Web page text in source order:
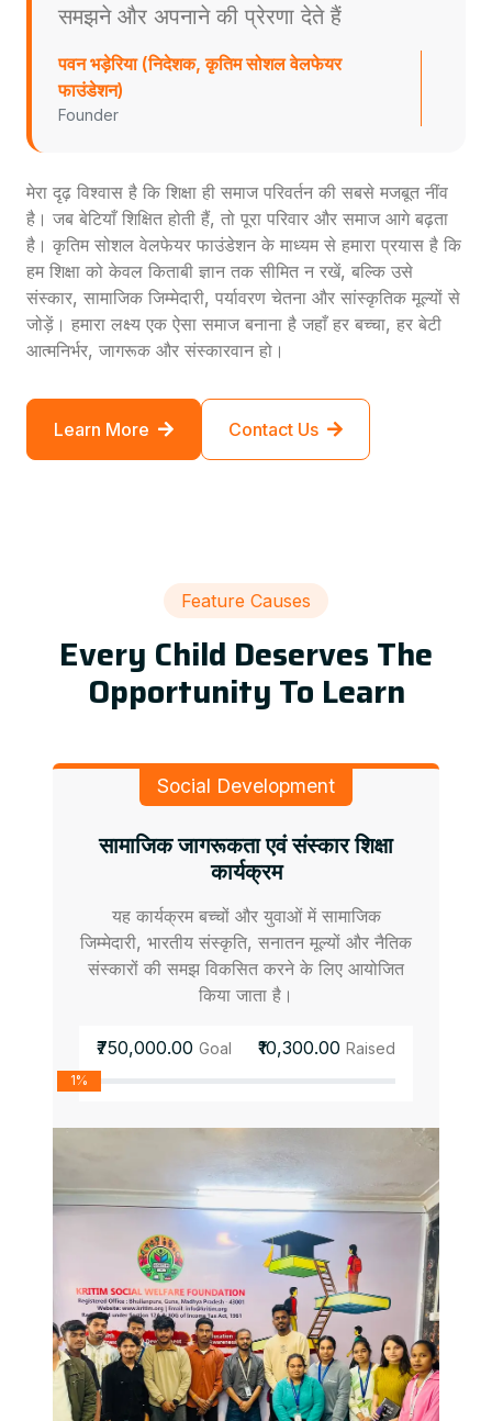
समझने और अपनाने की प्रेरणा देते हैं
पवन भड़ेरिया (निदेशक, कृतिम सोशल वेलफेयर
फाउंडेशन)
Founder
मेरा दृढ़ विश्वास है कि शिक्षा ही समाज परिवर्तन की सबसे मजबूत नींव
है। जब बेटियाँ शिक्षित होती हैं, तो पूरा परिवार और समाज आगे बढ़ता
है। कृतिम सोशल वेलफेयर फाउंडेशन के माध्यम से हमारा प्रयास है कि
हम शिक्षा को केवल किताबी ज्ञान तक सीमित न रखें, बल्कि उसे
संस्कार, सामाजिक जिम्मेदारी, पर्यावरण चेतना और सांस्कृतिक मूल्यों से
जोड़ें। हमारा लक्ष्य एक ऐसा समाज बनाना है जहाँ हर बच्चा, हर बेटी
आत्मनिर्भर, जागरूक और संस्कारवान हो।
Learn More Contact Us
Feature Causes
Every Child Deserves The
Opportunity To Learn
Social Development
सामाजिक जागरूकता एवं संस्कार शिक्षा
कार्यक्रम
यह कार्यक्रम बच्चों और युवाओं में सामाजिक
जिम्मेदारी, भारतीय संस्कृति, सनातन मूल्यों और नैतिक
संस्कारों की समझ विकसित करने के लिए आयोजित
किया जाता है।
₹750,000.00 Goal ₹10,300.00 Raised
1%